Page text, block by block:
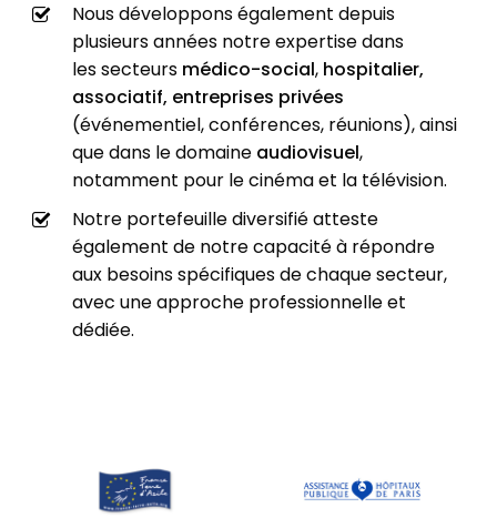
Nous développons également depuis
plusieurs années notre expertise dans
lessecteurs médico-social, hospitalier,
associatif, entreprises privées
(événementiel, conférences, réunions), ainsi
que dans le domaine audiovisuel,
notamment pour le cinéma et la télévision.
Notre portefeuille diversifié atteste
également de notre capacité à répondre
aux besoins spécifiques de chaque secteur,
avec une approche professionnelle et
dédiée.